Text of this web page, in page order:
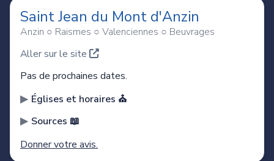
Saint Jean du Mont d'Anzin
Anzin ○ Raismes ○ Valenciennes ○ Beuvrages
Aller sur le site
Pas de prochaines dates.
Églises et horaires ⛪️
Sources 📖
Donner votre avis.